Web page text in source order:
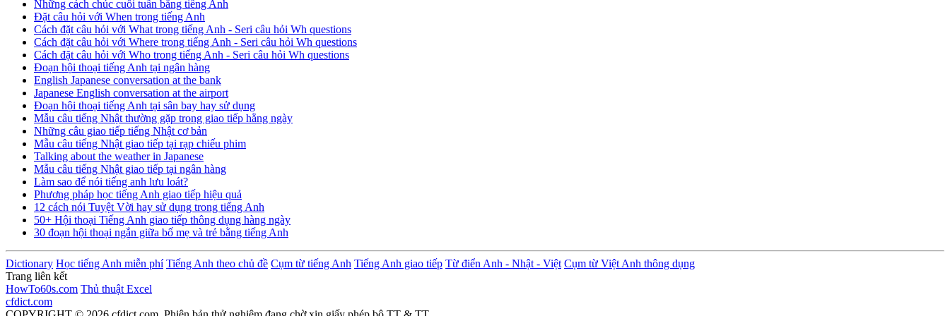
Những cách chúc cuối tuần bằng tiếng Anh
Đặt câu hỏi với When trong tiếng Anh
Cách đặt câu hỏi với What trong tiếng Anh - Seri câu hỏi Wh questions
Cách đặt câu hỏi với Where trong tiếng Anh - Seri câu hỏi Wh questions
Cách đặt câu hỏi với Who trong tiếng Anh - Seri câu hỏi Wh questions
Đoạn hội thoại tiếng Anh tại ngân hàng
English Japanese conversation at the bank
Japanese English conversation at the airport
Đoạn hội thoại tiếng Anh tại sân bay hay sử dụng
Mẫu câu tiếng Nhật thường gặp trong giao tiếp hằng ngày
Những câu giao tiếp tiếng Nhật cơ bản
Mẫu câu tiếng Nhật giao tiếp tại rạp chiếu phim
Talking about the weather in Japanese
Mẫu câu tiếng Nhật giao tiếp tại ngân hàng
Làm sao để nói tiếng anh lưu loát?
Phương pháp học tiếng Anh giao tiếp hiệu quả
12 cách nói Tuyệt Vời hay sử dụng trong tiếng Anh
50+ Hội thoại Tiếng Anh giao tiếp thông dụng hàng ngày
30 đoạn hội thoại ngắn giữa bố mẹ và trẻ bằng tiếng Anh
Dictionary Học tiếng Anh miễn phí Tiếng Anh theo chủ đề Cụm từ tiếng Anh Tiếng Anh giao tiếp Từ điển Anh - Nhật - Việt Cụm từ Việt Anh thông dụng
Trang liên kết
HowTo60s.com Thủ thuật Excel
cfdict.com